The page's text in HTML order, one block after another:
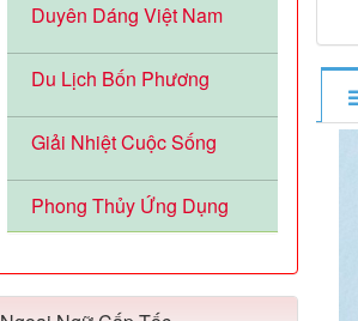
Duyên Dáng Việt Nam
Du Lịch Bốn Phương
Giải Nhiệt Cuộc Sống
Phong Thủy Ứng Dụng